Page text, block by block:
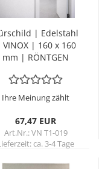
| Edel­stahl
VINOX | 160 x 160
mm | RÖNT­GEN
Ihre Meinung zählt
67,47 EUR
Art.Nr.: VN T1-019
ca. 3-4 Tage